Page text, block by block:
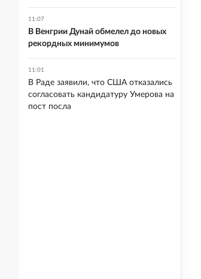
11:07
В Венгрии Дунай обмелел до новых
рекордных минимумов
11:01
В Раде заявили, что США отказались
согласовать кандидатуру Умерова на
пост посла